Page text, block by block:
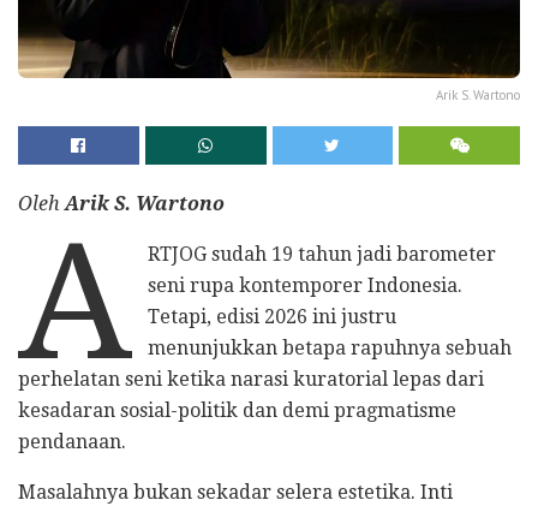
Arik S. Wartono
OlehArik S. Wartono
A
RTJOG sudah 19 tahun jadi barometer
seni rupa kontemporer Indonesia.
Tetapi, edisi 2026 ini justru
menunjukkan betapa rapuhnya sebuah
perhelatan seni ketika narasi kuratorial lepas dari
kesadaran sosial-politik dan demi pragmatisme
pendanaan.
Masalahnya bukan sekadar selera estetika. Inti